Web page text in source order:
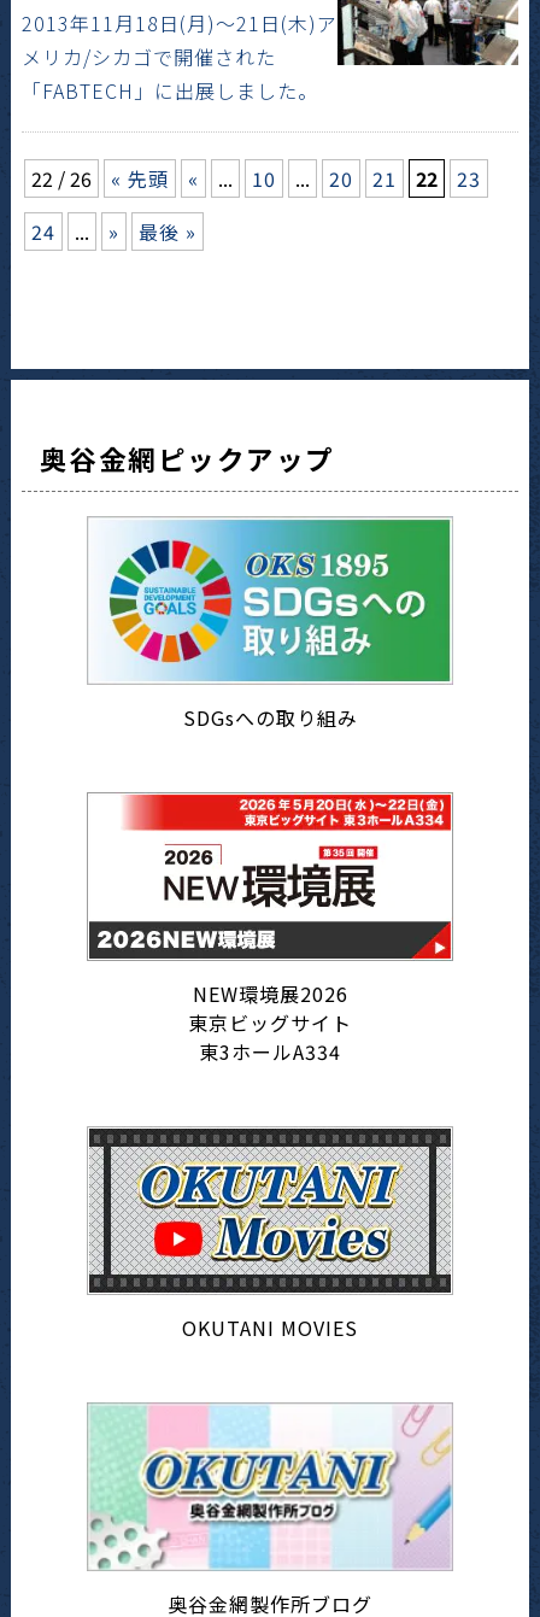
2013年11月18日(月)～21日(木)ア
メリカ/シカゴで開催された
「FABTECH」に出展しました。
22 / 26 « 先頭 « ... 10 ... 20 21 22
23
24
... » 最後 »
奥谷金網ピックアップ
SDGsへの取り組み
NEW環境展2026
東京ビッグサイト
東3ホールA334
OKUTANI MOVIES
奥谷金網製作所ブログ